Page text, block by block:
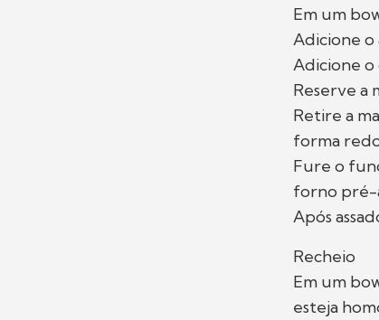
Em um
Adicione o
Adicione o
Reserve a
Retire a
forma
Fure o
forno pré-
Após
Recheio
Em um
esteja